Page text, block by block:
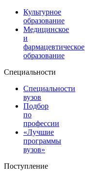
Культурное
образование
Медицинское
и
фармацевтическое
образование
Специальности
Специальности
вузов
Подбор
по
профессии
«Лучшие
программы
вузов»
Поступление